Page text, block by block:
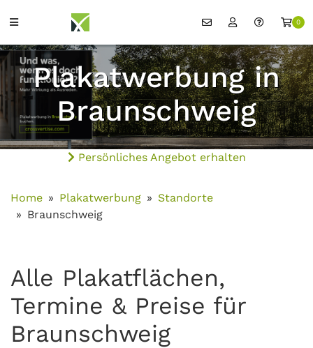
0
Plakatwerbung in
Braunschweig
Persönliches Angebot erhalten
Home Plakatwerbung
Standorte
Braunschweig
Alle Plakatflächen,
Termine & Preise für
Braunschweig